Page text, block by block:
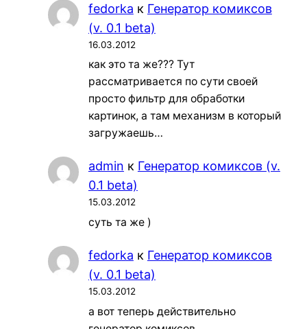
fedorka к Генератор комиксов
(v. 0.1 beta)
16.03.2012
как это та же??? Тут
рассматривается по сути своей
просто фильтр для обработки
картинок, а там механизм в который
загружаешь…
admin к Генератор комиксов (v.
0.1 beta)
15.03.2012
суть та же )
fedorka к Генератор комиксов
(v. 0.1 beta)
15.03.2012
а вот теперь действительно